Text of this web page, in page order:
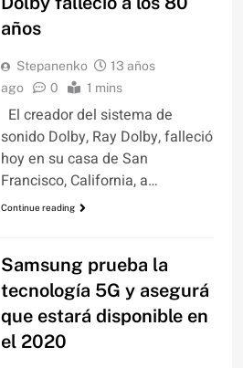
años
Stepanenko
13 años
ago
0 1 mins
El creador del sistema de
sonido Dolby, Ray Dolby, falleció
hoy en su casa de San
Francisco, California, a…
Continue reading
Samsung prueba la
tecnología 5G y asegurá
que estará disponible en
el 2020